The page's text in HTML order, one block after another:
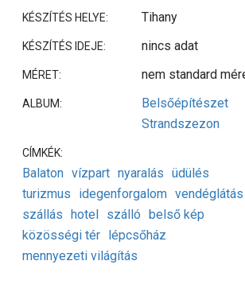
KÉSZÍTÉS HELYE: Tihany
KÉSZÍTÉS IDEJE: nincs adat
MÉRET: nem standard
ALBUM:
Belsőépítészet
Strandszezon
CÍMKÉK:
Balaton vízpart nyaralás üdülés
turizmus
idegenforgalom vendéglátás
szállás
hotel szálló
belső kép
közösségi tér
lépcsőház
mennyezeti világítás